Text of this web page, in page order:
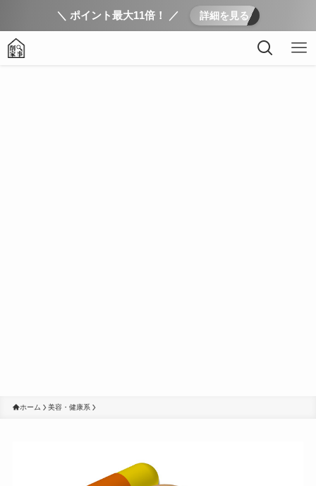
＼ ポイント最大11倍！ ／ 詳細を見る
ホーム 美容・健康系